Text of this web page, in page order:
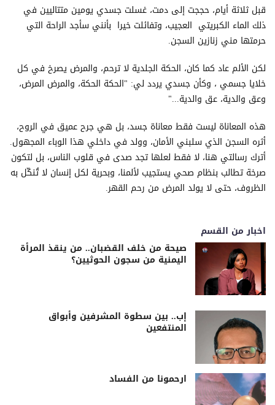
قبل ثلاثة أيام، حججت إلى دمت، غسلت جسدي يومين متتاليين في
ذلك الماء الكبريتي العجيب، وتفائلت خيرا بأنني سأجد الراحة التي
حرمتها مني زنازين السجن.
لكن الألم عاد كما كان، الحكة الجلدية لا ترحم، والمرض يصرخ في كل
خلايا جسمي ، وكأن جسدي يردد لي: "الحكة الحكة، والمرض المرض،
وعق والدية، عق والدية..."
هذه المعاناة ليست فقط معاناة جسد، بل هي جرح عميق في الروح،
أثره السجن الذي سلبني الأمان، وولد في داخلي هذا الوباء المجهول.
أترك رسالتي هنا، لا فقط لعلها تجد صدى في قلوب الناس، بل لتكون
صرخة تطالب بنظام صحي يستجيب لألمنا، وبحرية لكل إنسان لا تُنكّل به
الظروف، حتى لا يولد المرض من رحم القهر.
اخبار من القسم
صيحة من خلف القضبان.. من ينقذ المرأة
اليمنية من سجون الحوثيين؟
إب.. بين سطوة المشرفين وأبواق
المنتفعين
ارحمونا من الفساد